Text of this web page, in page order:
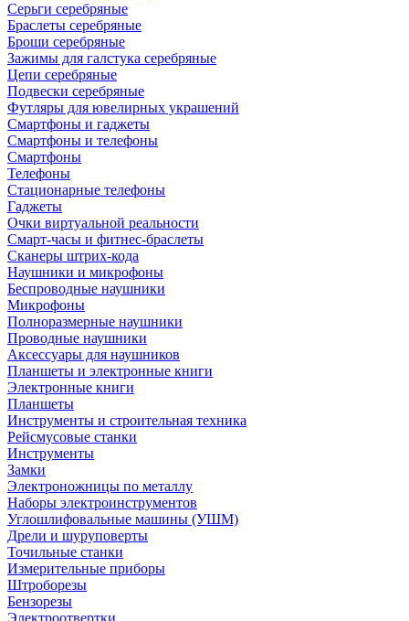
Серьги серебряные
Браслеты серебряные
Броши серебряные
Зажимы для галстука серебряные
Цепи серебряные
Подвески серебряные
Футляры для ювелирных украшений
Смартфоны и гаджеты
Смартфоны и телефоны
Смартфоны
Телефоны
Стационарные телефоны
Гаджеты
Очки виртуальной реальности
Смарт-часы и фитнес-браслеты
Сканеры штрих-кода
Наушники и микрофоны
Беспроводные наушники
Микрофоны
Полноразмерные наушники
Проводные наушники
Аксессуары для наушников
Планшеты и электронные книги
Электронные книги
Планшеты
Инструменты и строительная техника
Рейсмусовые станки
Инструменты
Замки
Электроножницы по металлу
Наборы электроинструментов
Углошлифовальные машины (УШМ)
Дрели и шуруповерты
Точильные станки
Измерительные приборы
Штроборезы
Бензорезы
Электроотвертки